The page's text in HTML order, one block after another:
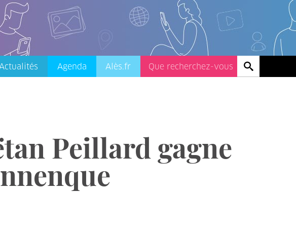
Agenda Alès.fr
Peillard gagne